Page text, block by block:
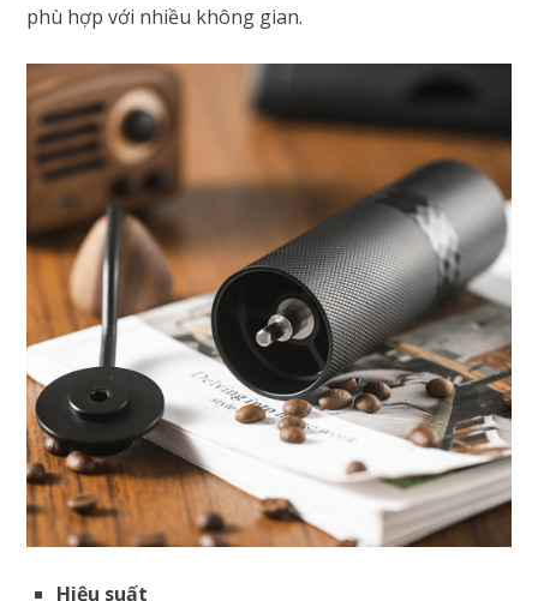
phù hợp với nhiều không gian.
Hiệu suất